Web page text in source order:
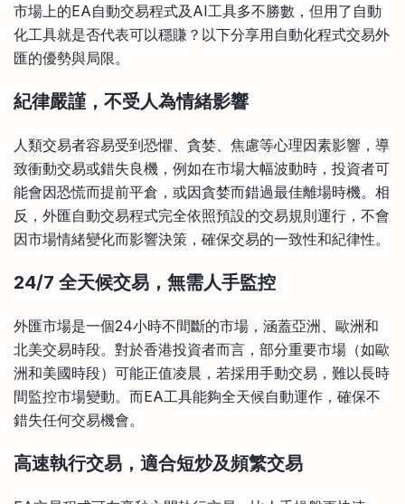
市場上的EA自動交易程式及AI工具多不勝數，但用了自動
化工具就是否代表可以穩賺？以下分享用自動化程式交易外
匯的優勢與局限。
紀律嚴謹，不受人為情緒影響
人類交易者容易受到恐懼、貪婪、焦慮等心理因素影響，導
致衝動交易或錯失良機，例如在市場大幅波動時，投資者可
能會因恐慌而提前平倉，或因貪婪而錯過最佳離場時機。相
反，外匯自動交易程式完全依照預設的交易規則運行，不會
因市場情緒變化而影響決策，確保交易的一致性和紀律性。
24/7 全天候交易，無需人手監控
外匯市場是一個24小時不間斷的市場，涵蓋亞洲、歐洲和
北美交易時段。對於香港投資者而言，部分重要市場（如歐
洲和美國時段）可能正值凌晨，若採用手動交易，難以長時
間監控市場變動。而EA工具能夠全天候自動運作，確保不
錯失任何交易機會。
高速執行交易，適合短炒及頻繁交易